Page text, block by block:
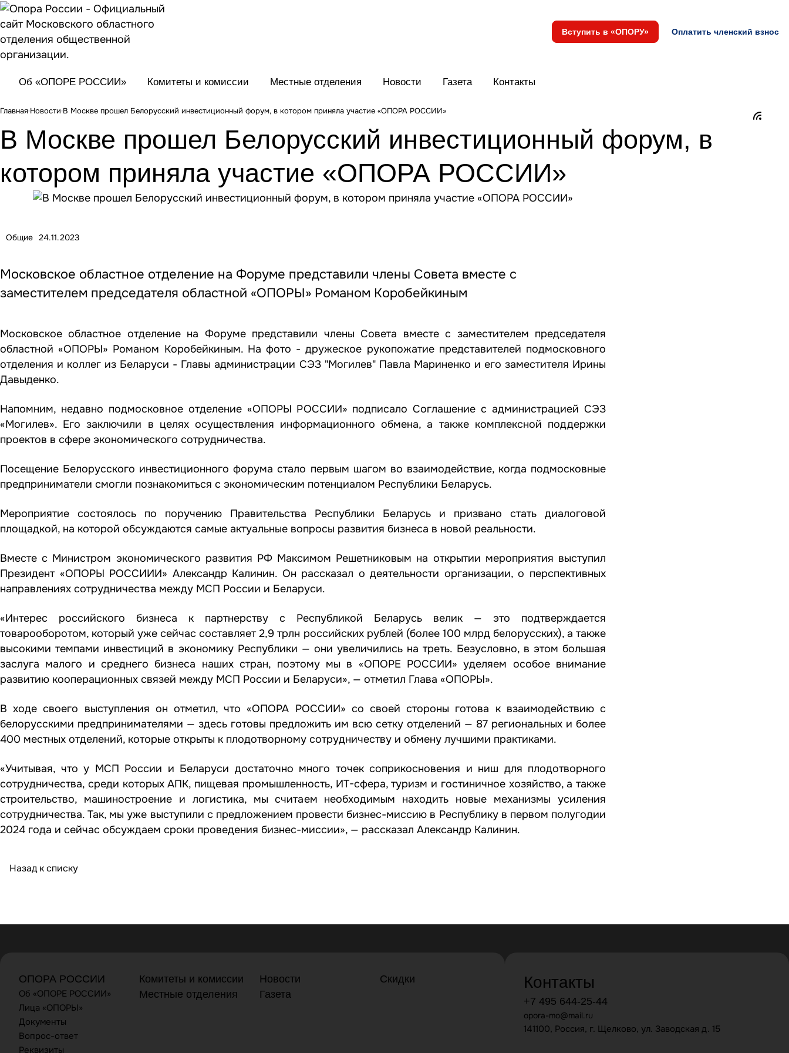
Вступить в «ОПОРУ» Оплатить членский взнос
Об «ОПОРЕ РОССИИ» Комитеты и комиссии Местные отделения Новости Газета Контакты
Главная Новости В Москве прошел Белорусский инвестиционный форум, в котором приняла участие «ОПОРА РОССИИ»
В Москве прошел Белорусский инвестиционный форум, в
котором приняла участие «ОПОРА РОССИИ»
Общие 24.11.2023
Московское областное отделение на Форуме представили члены Совета вместе с
заместителем председателя областной «ОПОРЫ» Романом Коробейкиным
Московское областное отделение на Форуме представили члены Совета вместе с заместителем председателя
областной «ОПОРЫ» Романом Коробейкиным. На фото - дружеское рукопожатие представителей подмосковного
отделения и коллег из Беларуси - Главы администрации СЭЗ "Могилев" Павла Мариненко и его заместителя Ирины
Давыденко.
Напомним, недавно подмосковное отделение «ОПОРЫ РОССИИ» подписало Соглашение с администрацией СЭЗ
«Могилев». Его заключили в целях осуществления информационного обмена, а также комплексной поддержки
проектов в сфере экономического сотрудничества.
Посещение Белорусского инвестиционного форума стало первым шагом во взаимодействие, когда подмосковные
предприниматели смогли познакомиться с экономическим потенциалом Республики Беларусь.
Мероприятие состоялось по поручению Правительства Республики Беларусь и призвано стать диалоговой
площадкой, на которой обсуждаются самые актуальные вопросы развития бизнеса в новой реальности.
Вместе с Министром экономического развития РФ Максимом Решетниковым на открытии мероприятия выступил
Президент «ОПОРЫ РОССИИИ» Александр Калинин. Он рассказал о деятельности организации, о перспективных
направлениях сотрудничества между МСП России и Беларуси.
«Интерес российского бизнеса к партнерству с Республикой Беларусь велик — это подтверждается
товарооборотом, который уже сейчас составляет 2,9 трлн российских рублей (более 100 млрд белорусских), а также
высокими темпами инвестиций в экономику Республики — они увеличились на треть. Безусловно, в этом большая
заслуга малого и среднего бизнеса наших стран, поэтому мы в «ОПОРЕ РОССИИ» уделяем особое внимание
развитию кооперационных связей между МСП России и Беларуси», — отметил Глава «ОПОРЫ».
В ходе своего выступления он отметил, что «ОПОРА РОССИИ» со своей стороны готова к взаимодействию с
белорусскими предпринимателями — здесь готовы предложить им всю сетку отделений — 87 региональных и более
400 местных отделений, которые открыты к плодотворному сотрудничеству и обмену лучшими практиками.
«Учитывая, что у МСП России и Беларуси достаточно много точек соприкосновения и ниш для плодотворного
сотрудничества, среди которых АПК, пищевая промышленность, ИТ-сфера, туризм и гостиничное хозяйство, а также
строительство, машиностроение и логистика, мы считаем необходимым находить новые механизмы усиления
сотрудничества. Так, мы уже выступили с предложением провести бизнес-миссию в Республику в первом полугодии
2024 года и сейчас обсуждаем сроки проведения бизнес-миссии», — рассказал Александр Калинин.
Назад к списку
ОПОРА РОССИИ
Об «ОПОРЕ РОССИИ»
Лица «ОПОРЫ»
Документы
Вопрос-ответ
Реквизиты
Комитеты и комиссии
Местные отделения
Новости
Газета
Скидки Контакты
+7 495 644-25-44
opora-mo@mail.ru
141100, Россия, г. Щелково, ул. Заводская д. 15